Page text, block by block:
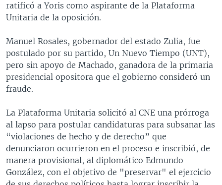
ratificó a Yoris como aspirante de la Plataforma
Unitaria de la oposición.
Manuel Rosales, gobernador del estado Zulia, fue
postulado por su partido, Un Nuevo Tiempo (UNT),
pero sin apoyo de Machado, ganadora de la primaria
presidencial opositora que el gobierno consideró un
fraude.
La Plataforma Unitaria solicitó al CNE una prórroga
al lapso para postular candidaturas para subsanar las
“violaciones de hecho y de derecho” que
denunciaron ocurrieron en el proceso e inscribió, de
manera provisional, al diplomático Edmundo
González, con el objetivo de "preservar" el ejercicio